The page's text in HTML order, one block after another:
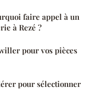
faire appel à un
à Rezé ?
pour vos pièces
pour sélectionner